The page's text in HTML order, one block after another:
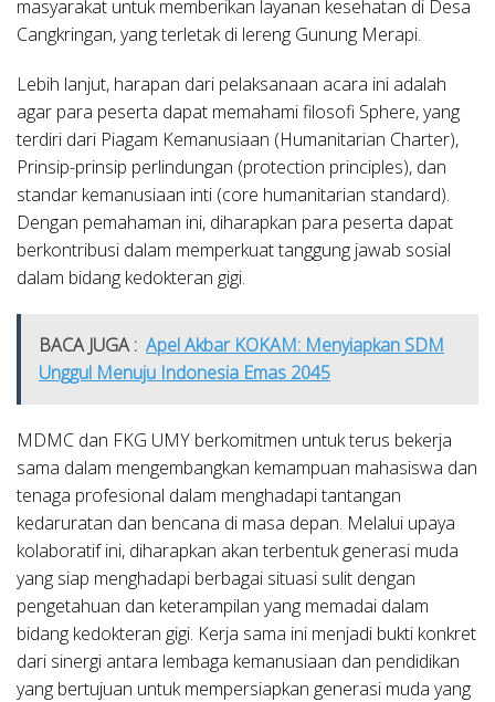
masyarakat untuk memberikan layanan kesehatan di Desa
Cangkringan, yang terletak di lereng Gunung Merapi.
Lebih lanjut, harapan dari pelaksanaan acara ini adalah
agar para peserta dapat memahami filosofi Sphere, yang
terdiri dari Piagam Kemanusiaan (Humanitarian Charter),
Prinsip-prinsip perlindungan (protection principles), dan
standar kemanusiaan inti (core humanitarian standard).
Dengan pemahaman ini, diharapkan para peserta dapat
berkontribusi dalam memperkuat tanggung jawab sosial
dalam bidang kedokteran gigi.
BACA JUGA : Apel Akbar KOKAM: Menyiapkan SDM
Unggul Menuju Indonesia Emas 2045
MDMC dan FKG UMY berkomitmen untuk terus bekerja
sama dalam mengembangkan kemampuan mahasiswa dan
tenaga profesional dalam menghadapi tantangan
kedaruratan dan bencana di masa depan. Melalui upaya
kolaboratif ini, diharapkan akan terbentuk generasi muda
yang siap menghadapi berbagai situasi sulit dengan
pengetahuan dan keterampilan yang memadai dalam
bidang kedokteran gigi. Kerja sama ini menjadi bukti konkret
dari sinergi antara lembaga kemanusiaan dan pendidikan
yang bertujuan untuk mempersiapkan generasi muda yang